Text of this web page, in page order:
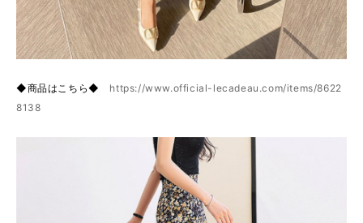
◆商品はこちら◆ https://www.official-lecadeau.com/items/8622
8138